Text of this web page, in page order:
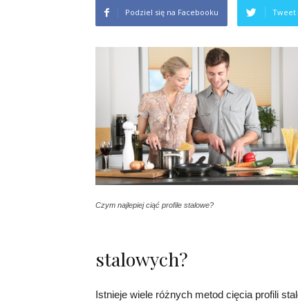
Podziel się na Facebooku Tweet
Czym najlepiej ciąć profile stalowe?
stalowych?
Istnieje wiele różnych metod cięcia profili